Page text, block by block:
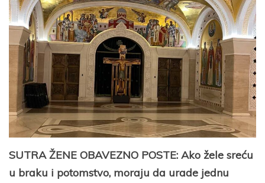
SUTRA ŽENE OBAVEZNO POSTE: Ako žele sreću
u braku i potomstvo, moraju da urade jednu